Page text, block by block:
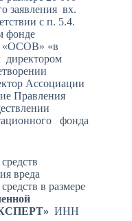
заявления вх.
с п. 5.4.
фонде
«ОСОВ» «в
директором
Ассоциации
Правления
фонда
вреда
в размере
ИНН